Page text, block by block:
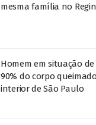
mesma família no
Homem em situação
90% do corpo
interior de São Paulo